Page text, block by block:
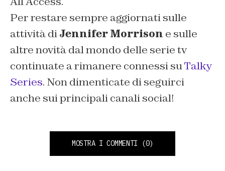
Per restare sempre aggiornati sulle
attività diJennifer Morrison e sulle
altre novità dal mondo delle serie tv
continuate a rimanere connessi suTalky
Series. Non dimenticate di seguirci
anche sui principali canali social!
MOSTRA I COMMENTI (0)